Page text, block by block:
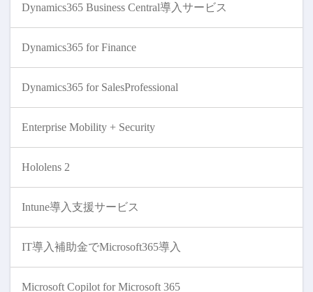
Dynamics365 Business Central導入サービス
Dynamics365 for Finance
Dynamics365 for SalesProfessional
Enterprise Mobility + Security
Hololens 2
Intune導入支援サービス
IT導入補助金でMicrosoft365導入
Microsoft Copilot for Microsoft 365